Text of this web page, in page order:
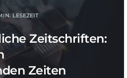
LESEZEIT
Zeitschriften:
Zeiten